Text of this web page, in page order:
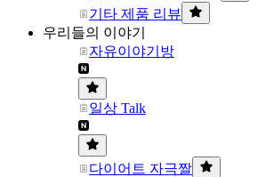
기타 제품 리뷰
우리들의 이야기
자유이야기방
일상 Talk
다이어트 자극짤